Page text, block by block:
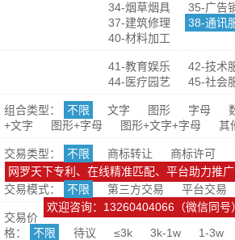
34-烟草烟具
35-广告
37-建筑修理
38-通讯
40-材料加工
41-教育娱乐 42-技术
44-医疗园艺
45-社会
组合类型： 不限 文字 图形 字母
+文字
图形+字母 图形+文字+字母 其
交易类型： 不限 商标转让
商标许可
网罗天下专利、在线精准匹配、平台助力推
交易模式：
不限 第三方交易
平台交易
欢迎咨询：13260404066（微信同号
交易价
格：
不限 待议 ≤3k 3k-1w 1-3w